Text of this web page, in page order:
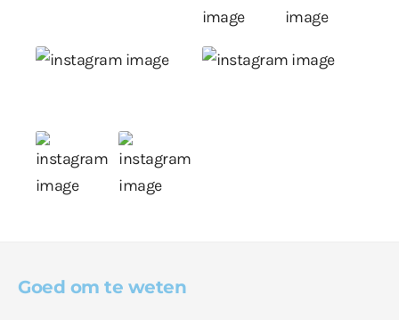
Goed om te weten